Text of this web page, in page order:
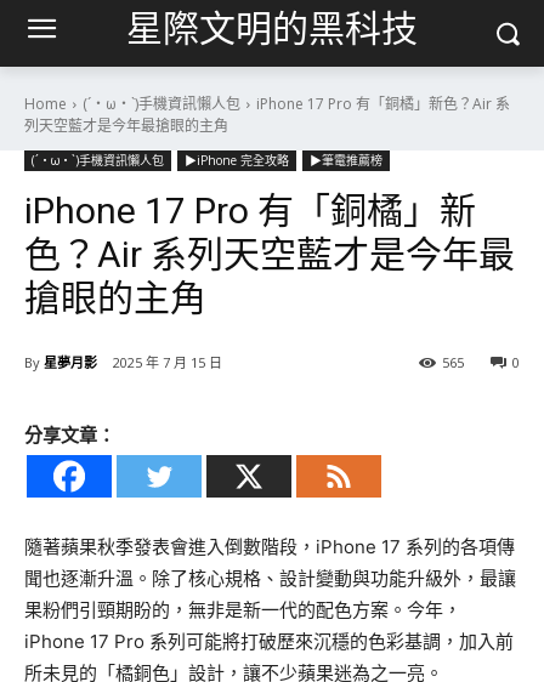
星際文明的黑科技
Home (´・ω・`)手機資訊懶人包
iPhone 17 Pro 有「銅橘」新色？Air 系
列天空藍才是今年最搶眼的主角
(´・ω・`)手機資訊懶人包 ▶iPhone 完全攻略 ▶筆電推薦榜
iPhone 17 Pro 有「銅橘」新
色？Air 系列天空藍才是今年最
搶眼的主角
By 星夢月影 2025 年 7 月 15 日 0
565
分享文章：
隨著蘋果秋季發表會進入倒數階段，iPhone 17 系列的各項傳
聞也逐漸升溫。除了核心規格、設計變動與功能升級外，最讓
果粉們引頸期盼的，無非是新一代的配色方案。今年，
iPhone 17 Pro 系列可能將打破歷來沉穩的色彩基調，加入前
所未見的「橘銅色」設計，讓不少蘋果迷為之一亮。